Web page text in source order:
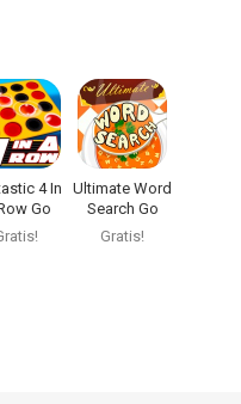
4 In
Go
Ultimate Word
Search Go
Gratis!